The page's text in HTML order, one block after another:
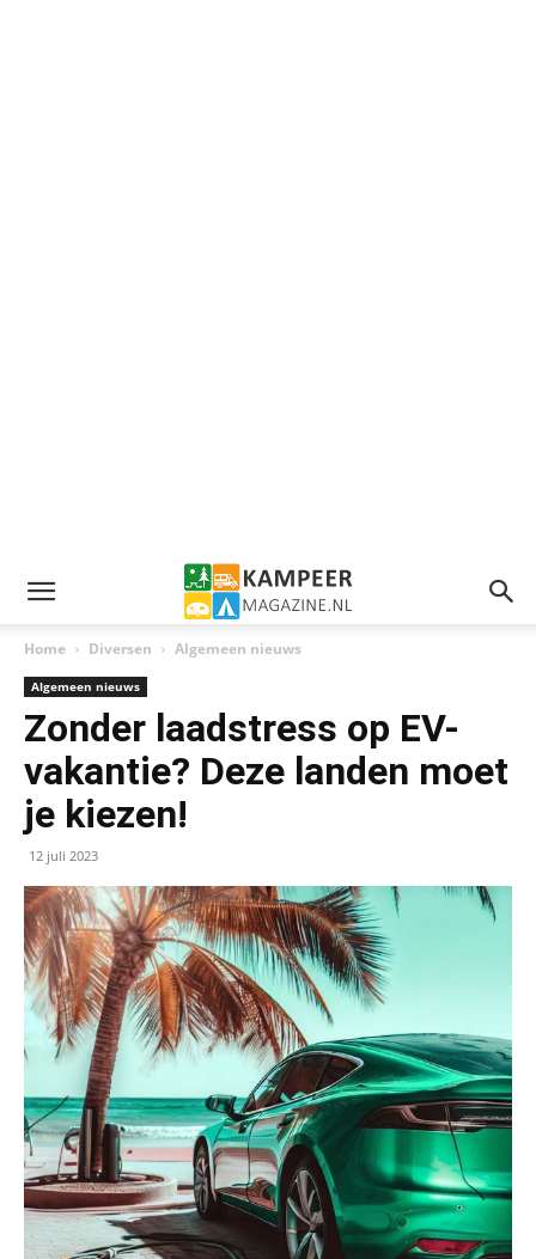
Home Diversen Algemeen nieuws
Algemeen nieuws
Zonder laadstress op EV-
vakantie? Deze landen moet
je kiezen!
12 juli 2023